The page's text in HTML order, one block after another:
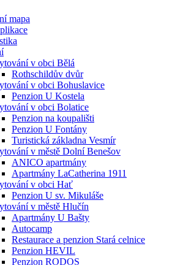
mapa
v obci Bělá
Rothschildův dvůr
v obci Bohuslavice
Penzion U Kostela
v obci Bolatice
Penzion na koupališti
Penzion U Fontány
Turistická základna Vesmír
v městě Dolní Benešov
ANICO apartmány
Apartmány LaCatherina 1911
v obci Hať
Penzion U sv. Mikuláše
v městě Hlučín
Apartmány U Bašty
Autocamp
Restaurace a penzion Stará celnice
Penzion HEVIL
Penzion RODOS